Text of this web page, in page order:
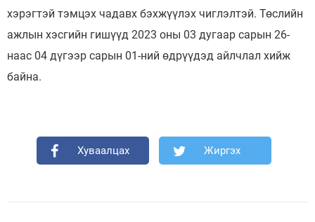
хэрэгтэй тэмцэх чадавх бэхжүүлэх чиглэлтэй. Төслийн
ажлын хэсгийн гишүүд 2023 оны 03 дугаар сарын 26-
наас 04 дүгээр сарын 01-ний өдрүүдэд айлчлал хийж
байна.
Хуваалцах Жиргэх